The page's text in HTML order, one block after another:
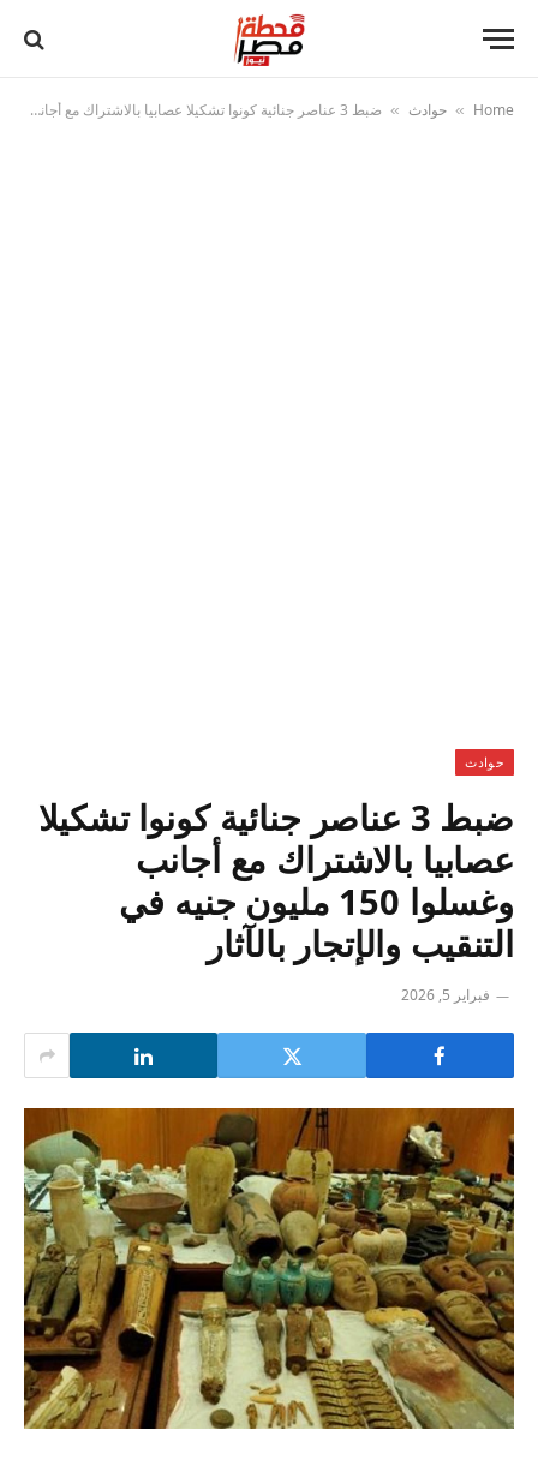
Home
» حوادث » ضبط 3 عناصر جنائية كونوا تشكيلا عصابيا بالاشتراك مع أجانب وغسلوا 150 مليون جنيه في التنقيب والإتجار بالآثار
حوادث
ضبط 3 عناصر جنائية كونوا تشكيلا
عصابيا بالاشتراك مع أجانب
وغسلوا 150 مليون جنيه في
التنقيب والإتجار بالآثار
فبراير 5, 2026